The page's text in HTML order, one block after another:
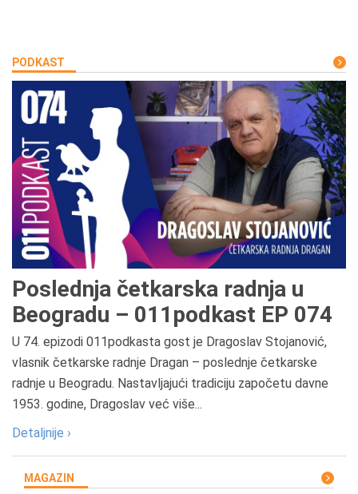
PODKAST
Poslednja četkarska radnja u
Beogradu – 011podkast EP 074
U 74. epizodi 011podkasta gost je Dragoslav Stojanović,
vlasnik četkarske radnje Dragan – poslednje četkarske
radnje u Beogradu. Nastavljajući tradiciju započetu davne
1953. godine, Dragoslav već više...
Detaljnije ›
MAGAZIN